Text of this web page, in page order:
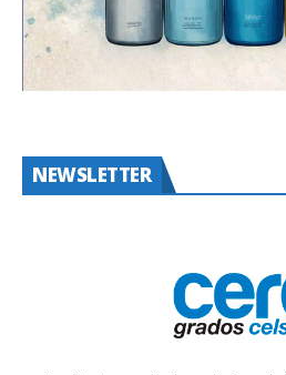
NEWSLETTER